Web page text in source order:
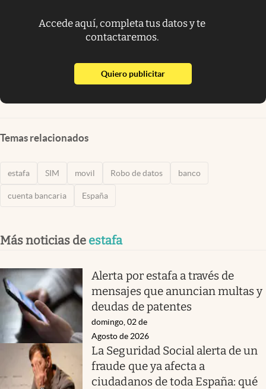
Accede aquí, completa tus datos y te
contactaremos.
Quiero publicitarabre en nueva pestaña
Temas relacionados
estafa SIM movil Robo de datos banco
cuenta bancaria España
Más noticias de estafa
Alerta por estafa a través de
mensajes que anuncian multas y
deudas de patentes
domingo, 02 de
Agosto de 2026
La Seguridad Social alerta de un
fraude que ya afecta a
ciudadanos de toda España: qué